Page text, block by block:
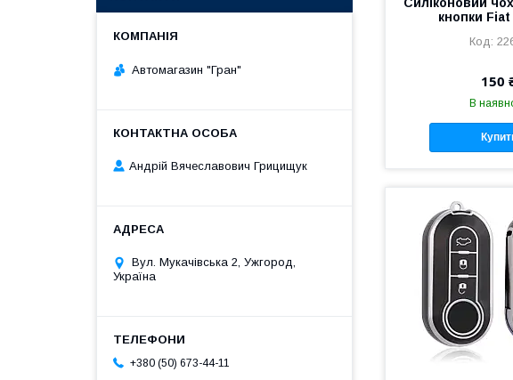
кнопки
150
В
Автомагазин "Гран"
Андрій Вячеславович Грицищук
Вул. Мукачівська 2, Ужгород,
Україна
+380 (50) 673-44-11